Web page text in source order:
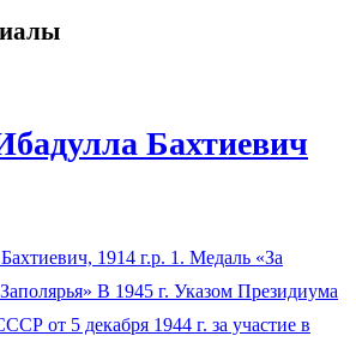
Бахтиевич
1914 г.р. 1. Медаль «За
В 1945 г. Указом Президиума
от 5 декабря 1944 г. за участие в